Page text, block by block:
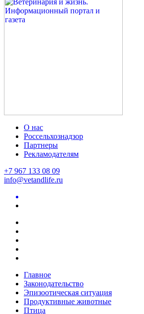
О нас
Россельхознадзор
Партнеры
Рекламодателям
+7 967 133 08 09
info@vetandlife.ru
Главное
Законодательство
Эпизоотическая ситуация
Продуктивные животные
Птица